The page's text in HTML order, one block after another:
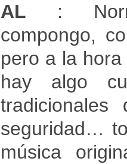
AL :
compongo,
pero a la
hay algo
seguridad…
música